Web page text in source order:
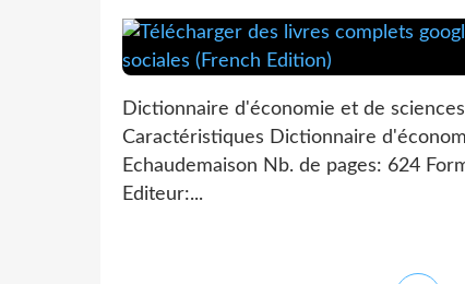
Dictionnaire d'économie et de
Caractéristiques Dictionnaire
Echaudemaison Nb. de pages: 624
Editeur:...